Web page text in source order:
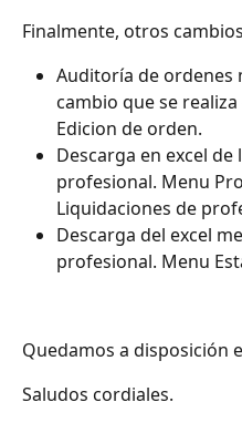
Finalmente, otros
Auditoría de ordenes
cambio que se
Edicion de orden.
Descarga en excel
profesional. Menu
Liquidaciones de
Descarga del excel
profesional. Menu
Quedamos a disposición
Saludos cordiales.